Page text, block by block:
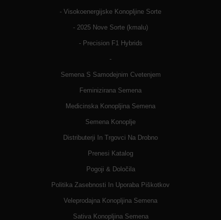
- Visokoenergijske Konopljine Sorte
- 2025 Nove Sorte (kmalu)
- Precision F1 Hybrids
-
Semena S Samodejnim Cvetenjem
Feminizirana Semena
Medicinska Konopljina Semena
Semena Konoplje
Distributerji In Trgovci Na Drobno
Prenesi Katalog
Pogoji & Določila
Politika Zasebnosti In Uporaba Piškotkov
Veleprodajna Konopljina Semena
Sativa Konopljina Semena